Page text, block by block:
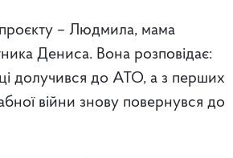
– Людмила, мама
Дениса. Вона розповідає:
долучився до АТО, а з перших
війни знову повернувся до